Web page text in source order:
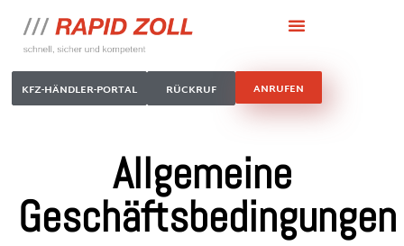
KFZ-HÄNDLER-PORTAL RÜCKRUF ANRUFEN
Allgemeine
Geschäftsbedingungen